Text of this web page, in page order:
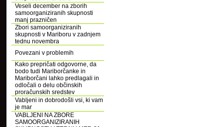
Veseli december na zborih
samoorganiziranih skupnosti
manj prazničen
Zbori samoorganiziranih
skupnosti v Mariboru v zadnjem
tednu novembra
Povezani v problemih
Kako prepričati odgovorne, da
bodo tudi Mariborčanke in
Mariborčani lahko predlagali in
odločali o delu občinskih
proračunskih sredstev
Vabljeni in dobrodošli vsi, ki vam
je mar
VABLJENI NA ZBORE
SAMOORGANIZIRANIH